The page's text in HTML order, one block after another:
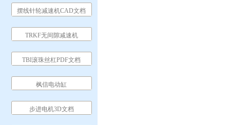
摆线针轮减速机CAD文档
TRKF无间隙减速机
TBI滚珠丝杠PDF文档
枫信电动缸
步进电机3D文档